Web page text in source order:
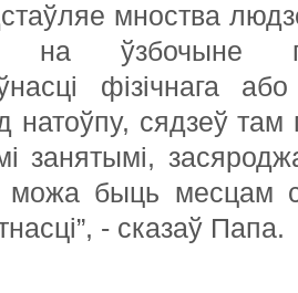
мноства
на
фізічнага
сядзеў там
занятымі,
можа быць месцам
- сказаў Папа.